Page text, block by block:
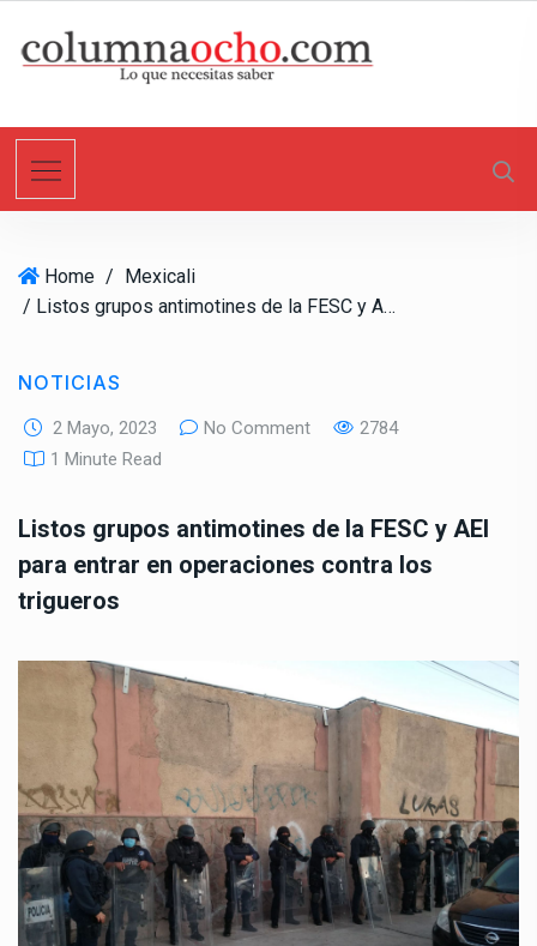
t
Home / Mexicali
/ Listos grupos antimotines de la FESC y AEI para entrar en operaciones contra los trigueros
NOTICIAS
2 Mayo, 2023 No Comment
2784
1 Minute Read
Listos grupos antimotines de la FESC y AEI
para entrar en operaciones contra los
trigueros